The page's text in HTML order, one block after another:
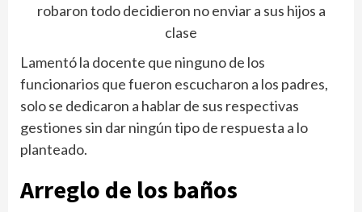
robaron todo decidieron no enviar a sus hijos a
clase
Lamentó la docente que ninguno de los
funcionarios que fueron escucharon a los padres,
solo se dedicaron a hablar de sus respectivas
gestiones sin dar ningún tipo de respuesta a lo
planteado.
Arreglo de los baños